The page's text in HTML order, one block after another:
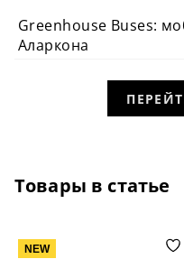
Greenhouse Buses:
Аларкона
Товары в статье
NEW